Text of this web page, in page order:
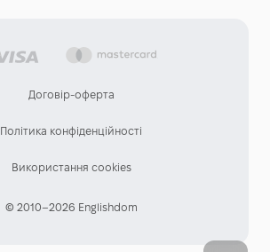
© 2010–2026 Englishdom
Договір-оферта
Політика конфіденційності
Використання cookies